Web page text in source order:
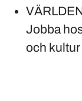
Jobba
och kultur